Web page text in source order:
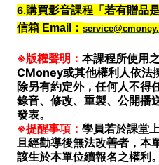
6.購買影音課程「若有贈品
信箱 Email：
※版權聲明： 本課程所使用
CMoney或其他權利人依法
除另有約定外，任何人不得
錄音、修改、重製、公開播
發表。
※提醒事項： 學員若於課堂
且經勸導後無法改善者，本
該生於本單位續報名之權利。